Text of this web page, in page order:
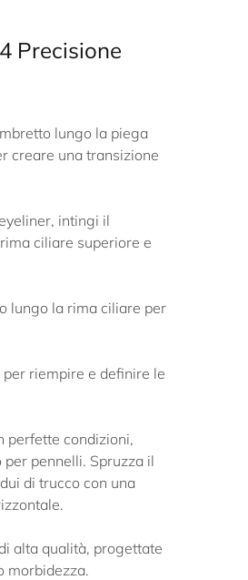
Precisione
lungo la piega
creare una transizione
intingi il
ciliare superiore e
lungo la rima ciliare per
riempire e definire le
perfette condizioni,
pennelli. Spruzza il
di trucco con una
alta qualità, progettate
morbidezza.